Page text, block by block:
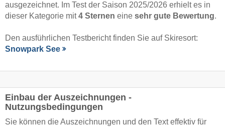
ausgezeichnet. Im Test der Saison 2025/2026 erhielt es in
dieser Kategorie mit4 Sternen eine sehr gute Bewertung.
Den ausführlichen Testbericht finden Sie auf Skiresort:
Snowpark See
Einbau der Auszeichnungen -
Nutzungsbedingungen
Sie können die Auszeichnungen und den Text effektiv für